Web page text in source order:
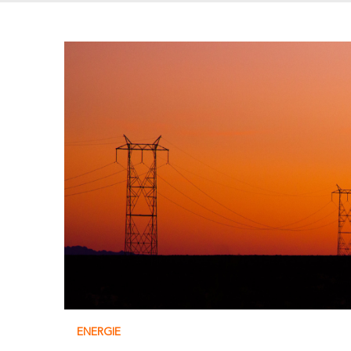
ENERGIE